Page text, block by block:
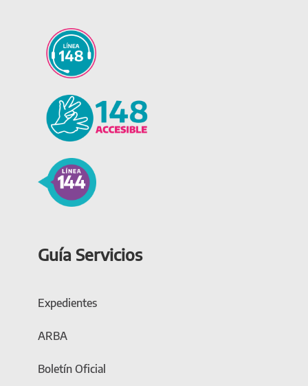
Guía Servicios
Expedientes
ARBA
Boletín Oficial